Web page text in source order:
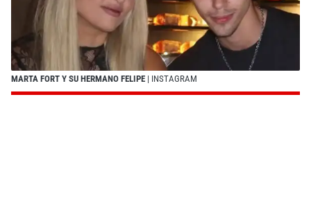
MARTA FORT Y SU HERMANO FELIPE | INSTAGRAM